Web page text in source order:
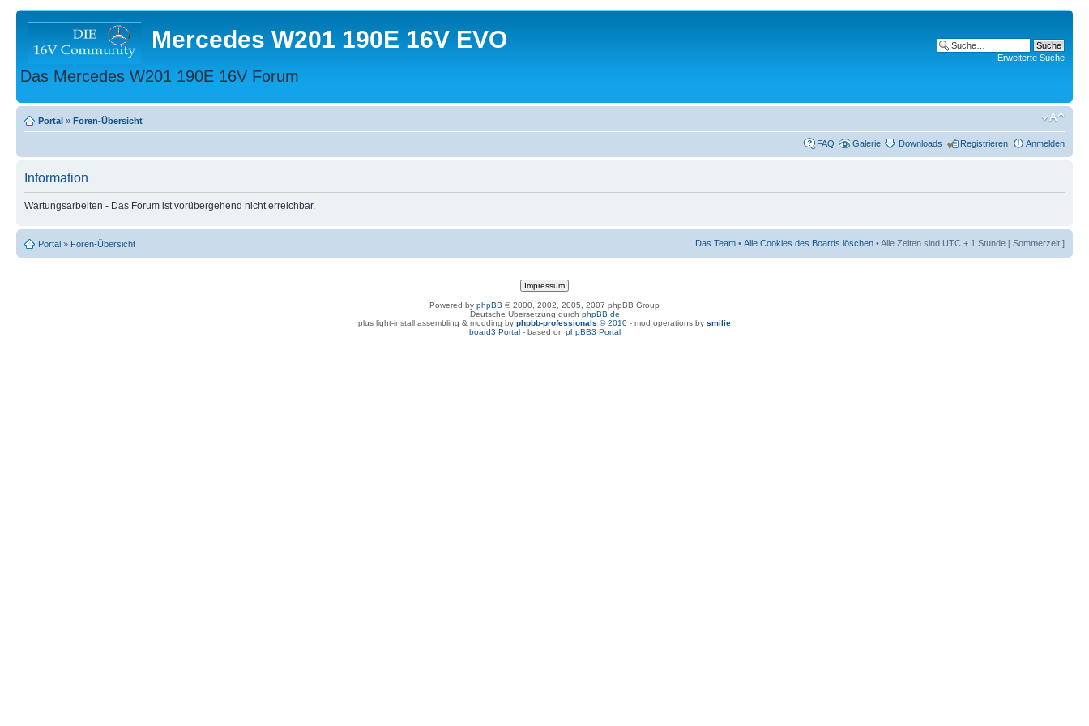
Mercedes W201 190E 16V EVO
Das Mercedes W201 190E 16V Forum
Erweiterte Suche
Portal » Foren-Übersicht
FAQ Galerie Downloads Registrieren Anmelden
Information
Wartungsarbeiten - Das Forum ist vorübergehend nicht erreichbar.
Portal » Foren-Übersicht Das Team • Alle Cookies des Boards löschen • Alle Zeiten sind UTC + 1 Stunde [ Sommerzeit ]
Powered by phpBB © 2000, 2002, 2005, 2007 phpBB Group
Deutsche Übersetzung durch phpBB.de
plus light-install assembling & modding by phpbb-professionals © 2010 - mod operations by smilie
board3 Portal- based on phpBB3 Portal